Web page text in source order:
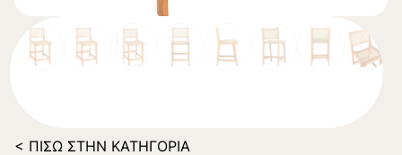
< ΠΊΣΩ ΣΤΗΝ ΚΑΤΗΓΟΡΊΑ